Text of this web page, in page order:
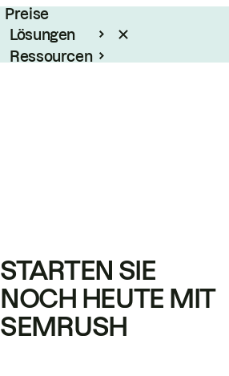
Preise
Lösungen
Ressourcen
STARTEN SIE
NOCH HEUTE MIT
SEMRUSH